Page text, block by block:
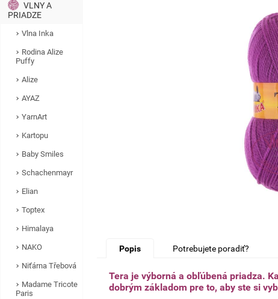
VLNY A
PRIADZE
Vlna Inka
Rodina Alize
Puffy
Alize
AYAZ
YarnArt
Kartopu
Baby Smiles
Schachenmayr
Elian
Toptex
Himalaya
NAKO
Niťárna Třebová
Madame Tricote
Paris
Popis Potrebujete poradiť?
Tera je výborná a obľúbená priadza.
dobrým základom pre to, aby ste si